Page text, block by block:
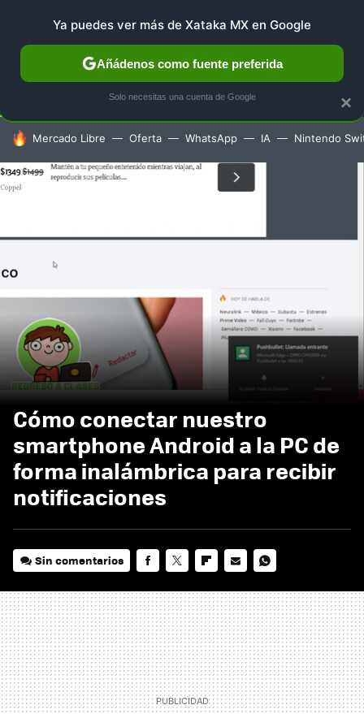
SELECCIÓN GAMING HOME AUTO TERRITORIO
HOY SE HABLA DE
Mercado Libre Oferta WhatsApp IA Nintendo
Cómo conectar nuestro
smartphone Android a la PC de
forma inalámbrica para recibir
notificaciones
Sin comentarios
MAIL
×
Ya puedes ver más de Xataka MX en Google
Añádenos como fuente preferida
Solo necesitas una cuenta de Google